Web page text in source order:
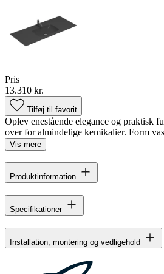
Pris
13.310 kr.
Tilføj til favorit
Oplev enestående elegance og praktisk
over for almindelige kemikalier. Form
Vis mere
Produktinformation
Specifikationer
Installation, montering og vedligehold